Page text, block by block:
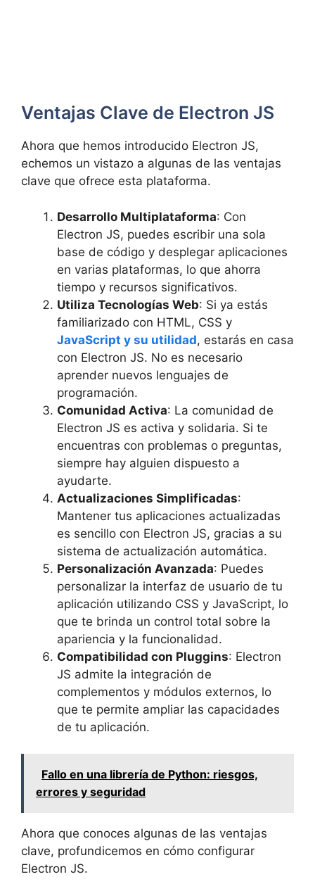
Ventajas Clave de Electron JS
Ahora que hemos introducido Electron JS,
echemos un vistazo a algunas de las ventajas
clave que ofrece esta plataforma.
Desarrollo Multiplataforma: Con
Electron JS, puedes escribir una sola
base de código y desplegar aplicaciones
en varias plataformas, lo que ahorra
tiempo y recursos significativos.
Utiliza Tecnologías Web: Si ya estás
familiarizado con HTML, CSS y
JavaScript y su utilidad, estarás en casa
con Electron JS. No es necesario
aprender nuevos lenguajes de
programación.
Comunidad Activa: La comunidad de
Electron JS es activa y solidaria. Si te
encuentras con problemas o preguntas,
siempre hay alguien dispuesto a
ayudarte.
Actualizaciones Simplificadas:
Mantener tus aplicaciones actualizadas
es sencillo con Electron JS, gracias a su
sistema de actualización automática.
Personalización Avanzada: Puedes
personalizar la interfaz de usuario de tu
aplicación utilizando CSS y JavaScript, lo
que te brinda un control total sobre la
apariencia y la funcionalidad.
Compatibilidad con Pluggins: Electron
JS admite la integración de
complementos y módulos externos, lo
que te permite ampliar las capacidades
de tu aplicación.
Fallo en una librería de Python: riesgos,
errores y seguridad
Ahora que conoces algunas de las ventajas
clave, profundicemos en cómo configurar
Electron JS.